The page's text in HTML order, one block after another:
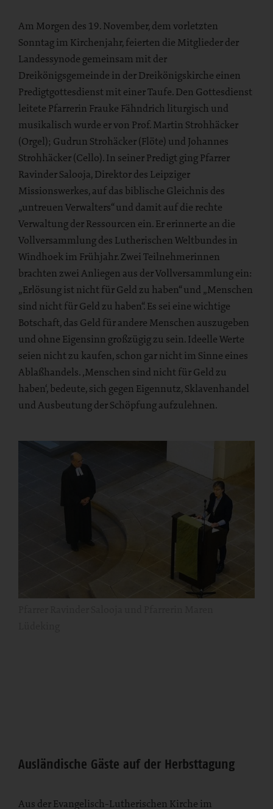
Am Morgen des 19. November, dem vorletzten
Sonntag im Kirchenjahr, feierten die Mitglieder der
Landessynode gemeinsam mit der
Dreikönigsgemeinde in der Dreikönigskirche einen
Predigtgottesdienst mit einer Taufe. Den Gottesdienst
leitete Pfarrerin Frauke Fähndrich liturgisch und
musikalisch wurde er von Prof. Martin Strohhäcker
(Orgel); Gudrun Strohäcker (Flöte) und Johannes
Strohhäcker (Cello). In seiner Predigt ging Pfarrer
Ravinder Salooja, Direktor des Leipziger
Missionswerkes, auf das biblische Gleichnis des
„untreuen Verwalters“ und damit auf die rechte
Verwaltung der Ressourcen ein. Er erinnerte an die
Vollversammlung des Lutherischen Weltbundes in
Windhoek im Frühjahr. Zwei Teilnehmerinnen
brachten zwei Anliegen aus der Vollversammlung ein:
„Erlösung ist nicht für Geld zu haben“ und „Menschen
sind nicht für Geld zu haben“. Es sei eine wichtige
Botschaft, das Geld für andere Menschen auszugeben
und ohne Eigensinn großzügig zu sein. Ideelle Werte
seien nicht zu kaufen, schon gar nicht im Sinne eines
Ablaßhandels. ‚Menschen sind nicht für Geld zu
haben‘, bedeute, sich gegen Eigennutz, Sklavenhandel
und Ausbeutung der Schöpfung aufzulehnen.
Bereich
Ausländische Gäste auf der Herbsttagung
Aus der Evangelisch-Lutherischen Kirche im